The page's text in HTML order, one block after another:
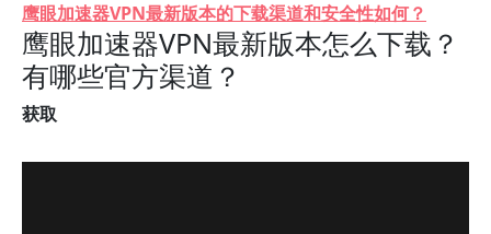
鹰眼加速器VPN最新版本的下载渠道和安全性如何？
鹰眼加速器VPN最新版本怎么下载？
有哪些官方渠道？
获取